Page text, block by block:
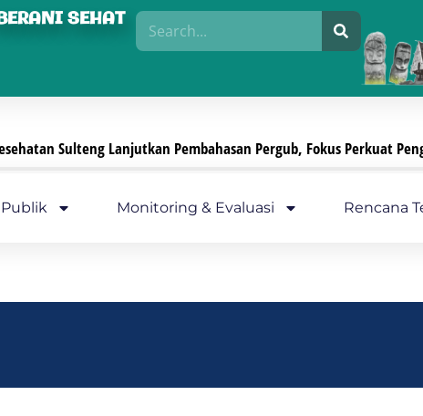
SEHAT
Sulteng Lanjutkan Pembahasan Pergub, Fokus Perkuat
Monitoring & Evaluasi Rencana